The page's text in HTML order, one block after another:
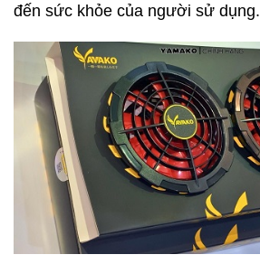
đến sức khỏe của người sử dụng.